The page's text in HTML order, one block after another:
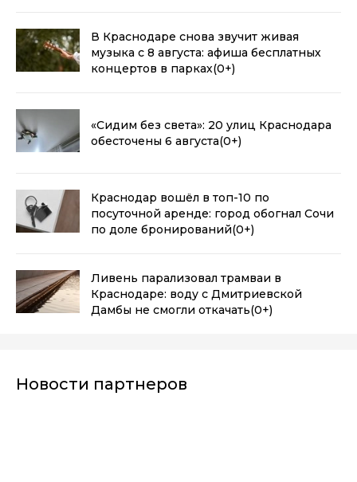
В Краснодаре снова звучит живая
музыка с 8 августа: афиша бесплатных
концертов в парках(0+)
«Сидим без света»: 20 улиц Краснодара
обесточены 6 августа(0+)
Краснодар вошёл в топ-10 по
посуточной аренде: город обогнал Сочи
по доле бронирований(0+)
Ливень парализовал трамваи в
Краснодаре: воду с Дмитриевской
Дамбы не смогли откачать(0+)
Новости партнеров